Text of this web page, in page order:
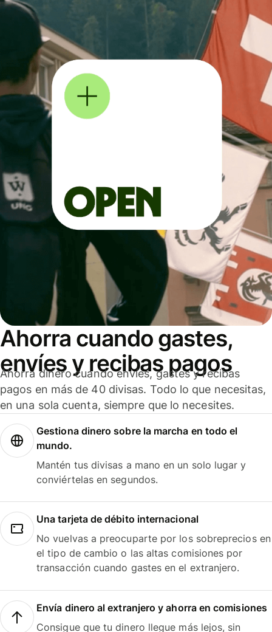
Ahorra cuando gastes,
envíes y recibas pagos
Ahorra dinero cuando envíes, gastes y recibas
pagos en más de 40 divisas. Todo lo que necesitas,
en una sola cuenta, siempre que lo necesites.
Gestiona dinero sobre la marcha en todo el
mundo.
Mantén tus divisas a mano en un solo lugar y
conviértelas en segundos.
Una tarjeta de débito internacional
No vuelvas a preocuparte por los sobreprecios en
el tipo de cambio o las altas comisiones por
transacción cuando gastes en el extranjero.
Envía dinero al extranjero y ahorra en comisiones
Consigue que tu dinero llegue más lejos, sin